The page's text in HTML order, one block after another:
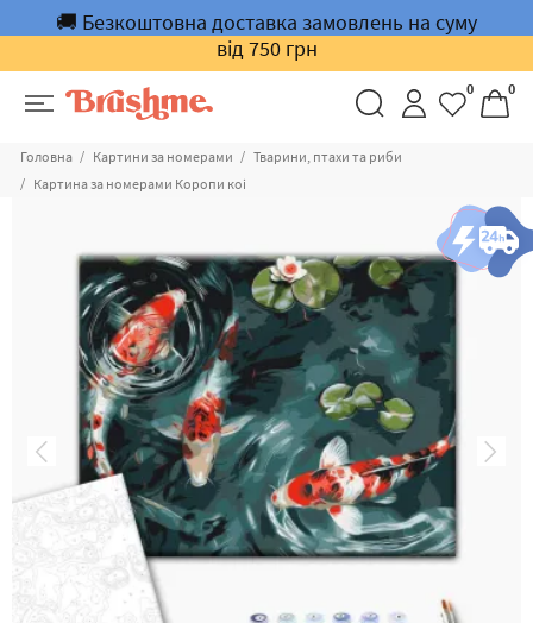
🚚 Безкоштовна доставка замовлень на суму
від 750 грн
0 0
Головна Картини за номерами
Тварини, птахи та риби
Картина за номерами Коропи коі